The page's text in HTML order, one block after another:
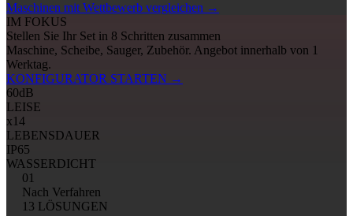
Maschinen mit Wettbewerb vergleichen →
IM FOKUS
Stellen Sie Ihr Set in 8 Schritten zusammen
Maschine, Scheibe, Sauger, Zubehör. Angebot innerhalb von 1
Werktag.
KONFIGURATOR STARTEN →
60dB
LEISE
x14
LEBENSDAUER
IP65
WASSERDICHT
01
Nach Verfahren
13 LÖSUNGEN